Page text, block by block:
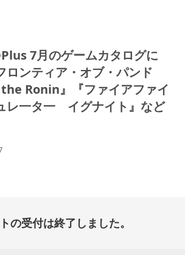
7月のゲームカタログに
ロンティア・オブ・パンド
Ronin』『ファイアファイ
レ一タ一 イグナイト』など
の受付は終了しました。